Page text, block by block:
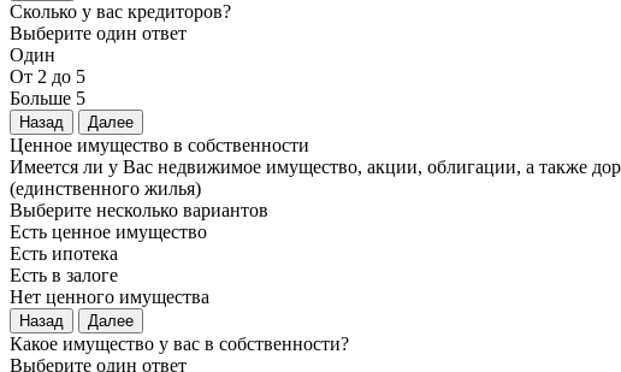
Сколько у вас кредиторов?
Выберите один ответ
Один
От 2 до 5
Больше 5
Назад Далее
Ценное имущество в собственности
Имеется ли у Вас недвижимое имущество, акции, облигации, а также
(единственного жилья)
Выберите несколько вариантов
Есть ценное имущество
Есть ипотека
Есть в залоге
Нет ценного имущества
Назад Далее
Какое имущество у вас в собственности?
Выберите один ответ